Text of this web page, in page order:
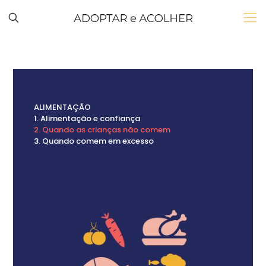
ALIMENTAÇÃO
1. Alimentação e confiança
2. Quando as crianças não comem
3. Quando comem em excesso